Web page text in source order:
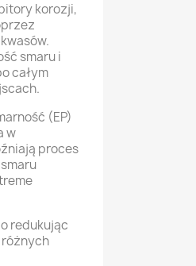
korozji,
smaru i
całym
(EP)
w
proces
redukując
różnych